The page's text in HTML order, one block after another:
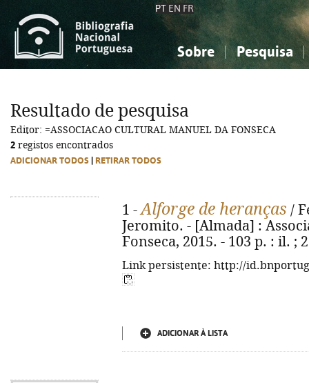
PT EN FR
Sobre Pesquisa
Ciências sociais...
Ciências sociais...
Resultado de pesquisa
Editor: =ASSOCIACAO CULTURAL MANUEL DA FONSECA
2 registos encontrados
ADICIONAR TODOS RETIRAR TODOS
1 -Alforge de heranças /
Jeromito. - [Almada] :
Fonseca, 2015. - 103 p. : il. ;
Link persistente: http://
ADICIONAR À LISTA